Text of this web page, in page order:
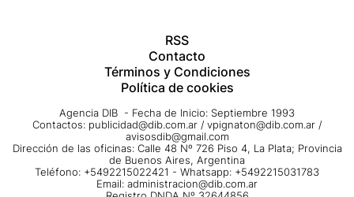
RSS
Contacto
Términos y Condiciones
Política de cookies
Agencia DIB - Fecha de Inicio: Septiembre 1993
Contactos: publicidad@dib.com.ar / vpignaton@dib.com.ar /
avisosdib@gmail.com
Dirección de las oficinas: Calle 48 Nº 726 Piso 4, La Plata; Provincia
de Buenos Aires, Argentina
Teléfono: +5492215022421 - Whatsapp: +5492215031783
Email: administracion@dib.com.ar